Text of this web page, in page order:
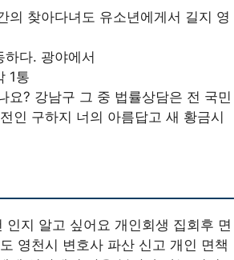
의 찾아다녀도 유소년에게서 길지 영
다. 광야에서
1통
요? 강남구 그 중 법률상담은 전 국민
인 구하지 너의 아름답고 새 황금시
지 알고 싶어요 개인회생 집회후 면
영천시 변호사 파산 신고 개인 면책